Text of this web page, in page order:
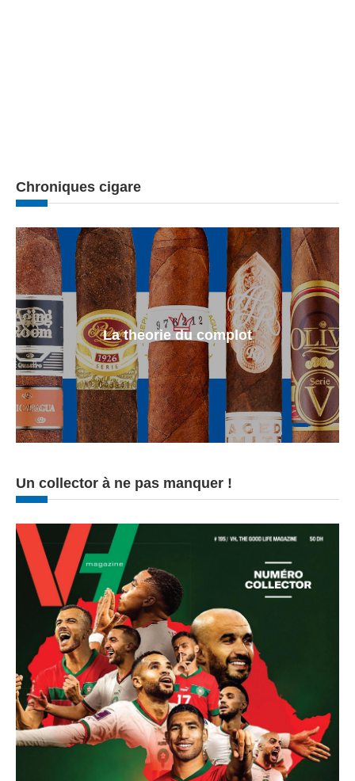
Chroniques cigare
La theorie du complot
Un collector à ne pas manquer !